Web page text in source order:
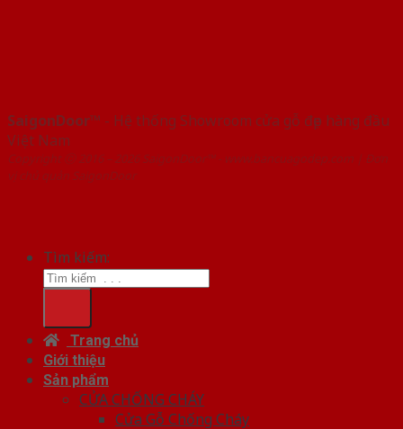
SaigonDoor™ - Hệ thống Showroom cửa gỗ đẹp hàng đầu
Việt Nam
Copyright ⓒ 2016 – 2026 SaigonDoor™ - www.bancuagodep.com | Đơn
vị chủ quản SaigonDoor
Tìm kiếm:
Trang chủ
Giới thiệu
Sản phẩm
CỬA CHỐNG CHÁY
Cửa Gỗ Chống Cháy